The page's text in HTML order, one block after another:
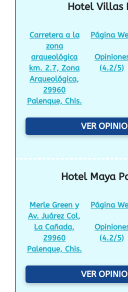
Hotel Villas
Carretera a la
zona
arqueológica
km. 2.7, Zona
Arqueológica,
29960
Palenque, Chis.
Página
(4.2/5)
VER
Hotel Maya
Merle Green y
Av. Juárez Col,
La Cañada,
29960
Palenque, Chis.
Página
(4.2/5)
VER